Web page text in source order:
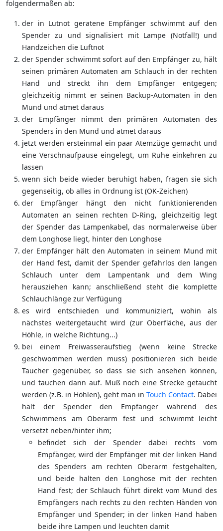
folgendermaßen ab:
der in Lutnot geratene Empfänger schwimmt auf den
Spender zu und signalisiert mit Lampe (Notfall!) und
Handzeichen die Luftnot
der Spender schwimmt sofort auf den Empfänger zu, hält
seinen primären Automaten am Schlauch in der rechten
Hand und streckt ihn dem Empfänger entgegen;
gleichzeitig nimmt er seinen Backup-Automaten in den
Mund und atmet daraus
der Empfänger nimmt den primären Automaten des
Spenders in den Mund und atmet daraus
jetzt werden ersteinmal ein paar Atemzüge gemacht und
eine Verschnaufpause eingelegt, um Ruhe einkehren zu
lassen
wenn sich beide wieder beruhigt haben, fragen sie sich
gegenseitig, ob alles in Ordnung ist (OK-Zeichen)
der Empfänger hängt den nicht funktionierenden
Automaten an seinen rechten D-Ring, gleichzeitig legt
der Spender das Lampenkabel, das normalerweise über
dem Longhose liegt, hinter den Longhose
der Empfänger hält den Automaten in seinem Mund mit
der Hand fest, damit der Spender gefahrlos den langen
Schlauch unter dem Lampentank und dem Wing
herausziehen kann; anschließend steht die komplette
Schlauchlänge zur Verfügung
es wird entschieden und kommuniziert, wohin als
nächstes weitergetaucht wird (zur Oberfläche, aus der
Höhle, in welche Richtung...)
bei einem Freiwasseraufstieg (wenn keine Strecke
geschwommen werden muss) positionieren sich beide
Taucher gegenüber, so dass sie sich ansehen können,
und tauchen dann auf. Muß noch eine Strecke getaucht
werden (z.B. in Höhlen), geht man in Touch Contact. Dabei
hält der Spender den Empfänger während des
Schwimmens am Oberarm fest und schwimmt leicht
versetzt neben/hinter ihm;
befindet sich der Spender dabei rechts vom
Empfänger, wird der Empfänger mit der linken Hand
des Spenders am rechten Oberarm festgehalten,
und beide halten den Longhose mit der rechten
Hand fest; der Schlauch führt direkt vom Mund des
Empfängers nach rechts zu den rechten Händen von
Empfänger und Spender; in der linken Hand haben
beide ihre Lampen und leuchten damit